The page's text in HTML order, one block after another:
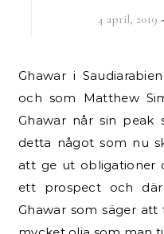
4 april, 2019
Ghawar i Saudiarabien är värdens största oljefält,
och som Matthew
Ghawar når sin peak
detta något som nu
att ge ut obligationer
ett prospect och
Ghawar som säger